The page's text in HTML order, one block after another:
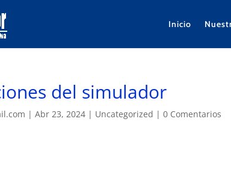
Inicio
del simulador
|Abr 23, 2024 | Uncategorized |0 Comentarios